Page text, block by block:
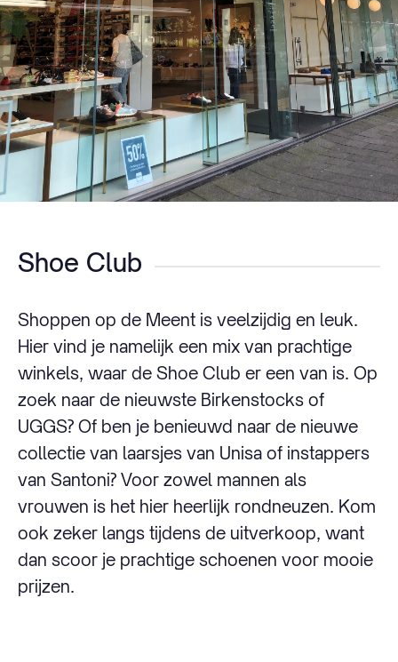
Shoe Club
Shoppen op de Meent is veelzijdig en leuk.
Hier vind je namelijk een mix van prachtige
winkels, waar de Shoe Club er een van is. Op
zoek naar de nieuwste Birkenstocks of
UGGS? Of ben je benieuwd naar de nieuwe
collectie van laarsjes van Unisa of instappers
van Santoni? Voor zowel mannen als
vrouwen is het hier heerlijk rondneuzen. Kom
ook zeker langs tijdens de uitverkoop, want
dan scoor je prachtige schoenen voor mooie
prijzen.